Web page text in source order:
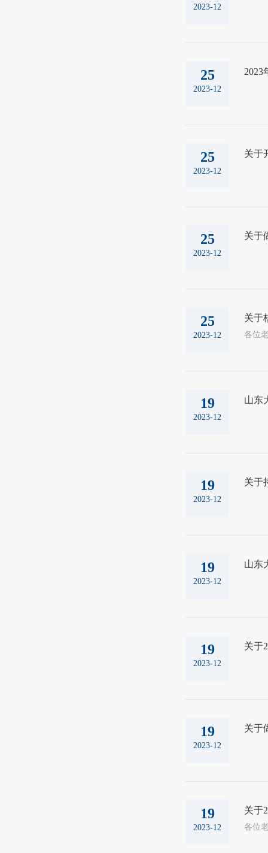
2023-12
25
2023-12
2023
25
2023-12
关于
25
2023-12
关于
25
2023-12
关于
19
2023-12
山东
19
2023-12
关于
19
2023-12
山东
19
2023-12
关于
19
2023-12
关于
19
2023-12
关于